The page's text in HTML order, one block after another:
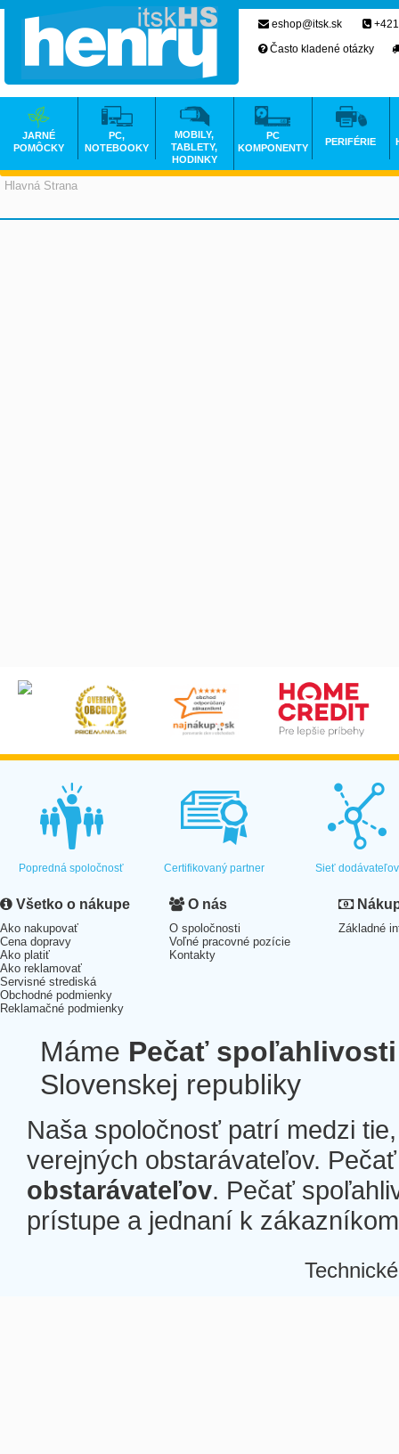
Hlavná Strana
eshop@itsk.sk
Často kladené otázky
JARNÉ
POMÔCKY
PC,
NOTEBOOKY
MOBILY,
TABLETY,
HODINKY
PC
KOMPONENTY
PERIFÉRIE
Popredná spoločnosť Certifikovaný partner Sieť dodávateľov
Všetko o nákupe
Ako nakupovať
Cena dopravy
Ako platiť
Ako reklamovať
Servisné strediská
Obchodné podmienky
Reklamačné podmienky
O nás
O spoločnosti
Voľné pracovné pozície
Kontakty
Základné
Máme Pečať spoľahlivosti
Slovenskej republiky
Naša spoločnosť patrí medzi
verejných obstarávateľov.
obstarávateľov. Pečať
prístupe a jednaní k